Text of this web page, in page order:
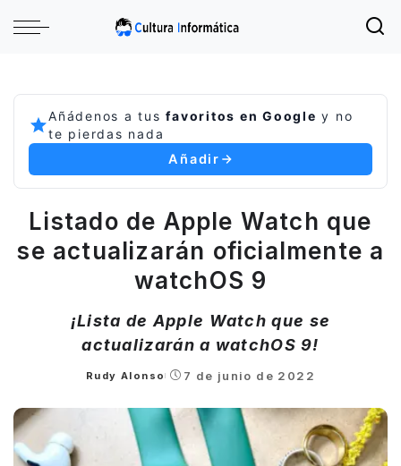
Añádenos a tusfavoritos en Google y no
te pierdas nada
Añadir
Listado de Apple Watch que
se actualizarán oficialmente a
watchOS 9
¡Lista de Apple Watch que se
actualizarán a watchOS 9!
Posted
Rudy Alonso 7 de junio de 2022